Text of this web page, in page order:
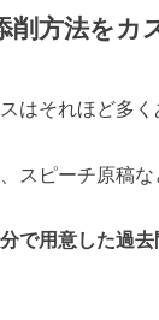
削方法をカ
はそれほど多く
スピーチ原稿な
で用意した過去